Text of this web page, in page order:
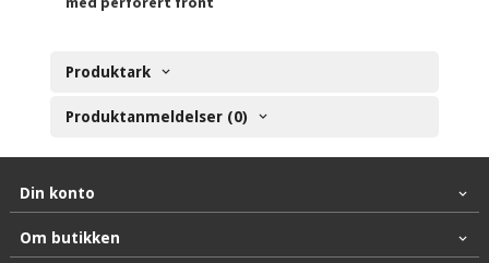
Produktark
Produktanmeldelser (0)
Din konto
Om butikken